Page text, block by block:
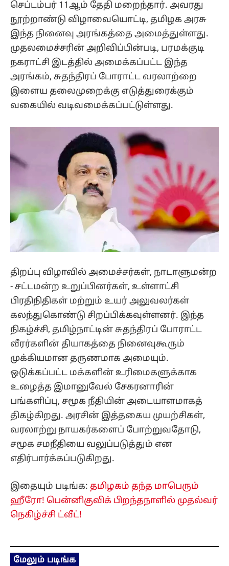
செப்டம்பர் 11ஆம் தேதி மறைந்தார். அவரது
நூற்றாண்டு விழாவையொட்டி, தமிழக அரசு
இந்த நினைவு அரங்கத்தை அமைத்துள்ளது.
முதலமைச்சரின் அறிவிப்பின்படி, பரமக்குடி
நகராட்சி இடத்தில் அமைக்கப்பட்ட இந்த
அரங்கம், சுதந்திரப் போராட்ட வரலாற்றை
இளைய தலைமுறைக்கு எடுத்துரைக்கும்
வகையில் வடிவமைக்கப்பட்டுள்ளது.
திறப்பு விழாவில் அமைச்சர்கள், நாடாளுமன்ற
- சட்டமன்ற உறுப்பினர்கள், உள்ளாட்சி
பிரதிநிதிகள் மற்றும் உயர் அலுவலர்கள்
கலந்துகொண்டு சிறப்பிக்கவுள்ளனர். இந்த
நிகழ்ச்சி, தமிழ்நாட்டின் சுதந்திரப் போராட்ட
வீரர்களின் தியாகத்தை நினைவுகூரும்
முக்கியமான தருணமாக அமையும்.
ஒடுக்கப்பட்ட மக்களின் உரிமைகளுக்காக
உழைத்த இமானுவேல் சேகரனாரின்
பங்களிப்பு, சமூக நீதியின் அடையாளமாகத்
திகழ்கிறது. அரசின் இத்தகைய முயற்சிகள்,
வரலாற்று நாயகர்களைப் போற்றுவதோடு,
சமூக சமநீதியை வலுப்படுத்தும் என
எதிர்பார்க்கப்படுகிறது.
இதையும் படிங்க: தமிழகம் தந்த மாபெரும்
ஹீரோ! பென்னிகுவிக் பிறந்தநாளில் முதல்வர்
நெகிழ்ச்சி ட்வீட்!
மேலும் படிங்க